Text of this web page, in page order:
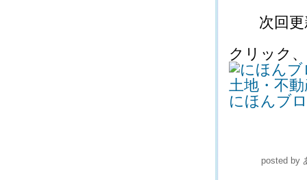
次回更
クリック
にほんブ
posted by